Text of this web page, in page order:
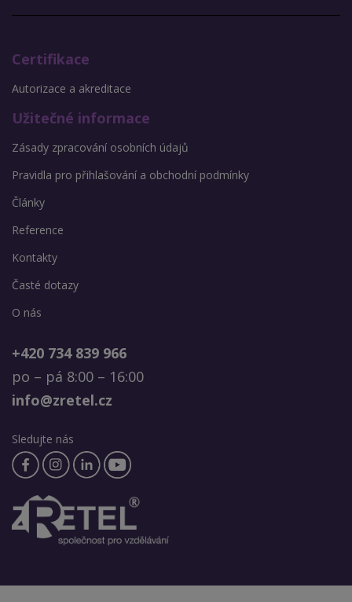
Certifikace
Autorizace a akreditace
Užitečné informace
Zásady zpracování osobních údajů
Pravidla pro přihlašování a obchodní podmínky
Články
Reference
Kontakty
Časté dotazy
O nás
+420 734 839 966
po – pá 8:00 – 16:00
info@zretel.cz
Sledujte nás